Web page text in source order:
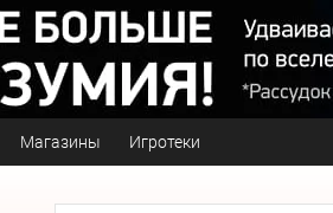
Магазины Игротеки